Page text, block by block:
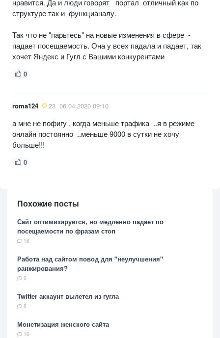
нравится. Да и люди говорят портал отличный как по
структуре так и функцианалу.
Так что не "парьтесь" на новые изменения в сфере -
падает посещаемость. Она у всех падала и падает, так
хочет Яндекс и Гугл с Вашими конкурентами
0
roma124 23 06.04.2020 09:10
а мне не пофигу , когда меньше трафика ..я в режиме
онлайн постоянно ..меньше 9000 в сутки не хочу
больше!!!
0
Похожие посты
Сайт оптимизируется, но медленно падает по
посещаемости по фразам стоп
16
Работа над сайтом повод для "неулучшения"
ранжирования?
6
Twitter аккаунт вылетел из гугла
8
Монетизация женского сайта
16